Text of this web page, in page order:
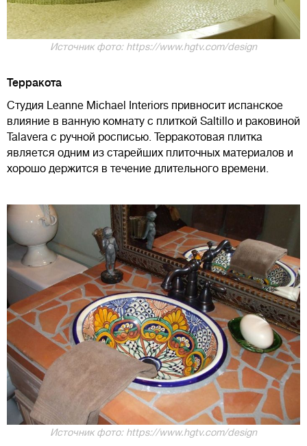
Источник фото: https://www.hgtv.com/design
Терракота
Студия Leanne Michael Interiors привносит испанское
влияние в ванную комнату с плиткой Saltillo и раковиной
Talavera с ручной росписью. Терракотовая плитка
является одним из старейших плиточных материалов и
хорошо держится в течение длительного времени.
Источник фото: https://www.hgtv.com/design